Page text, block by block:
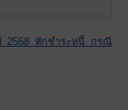
2568 หักชำระหนี้ กรณี